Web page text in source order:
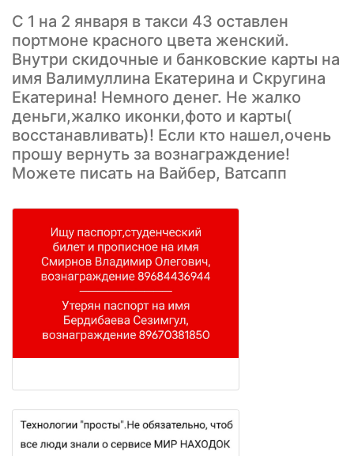
С 1 на 2 января в такси 43 оставлен
портмоне красного цвета женский.
Внутри скидочные и банковские карты на
имя Валимуллина Екатерина и Скругина
Екатерина! Немного денег. Не жалко
деньги,жалко иконки,фото и карты(
восстанавливать)! Если кто нашел,очень
прошу вернуть за вознаграждение!
Можете писать на Вайбер, Ватсапп